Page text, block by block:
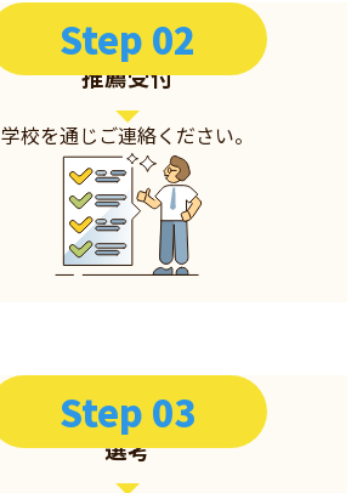
Step 02
推薦受付
学校を通じご連絡ください。
Step 03
選考